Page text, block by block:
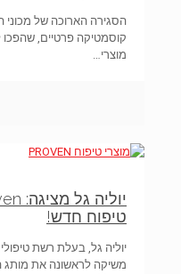
הסגירה הארוכה של מכוני
קוסמטיקה פרטיים,
מוצרי…
טיפוח חדש!